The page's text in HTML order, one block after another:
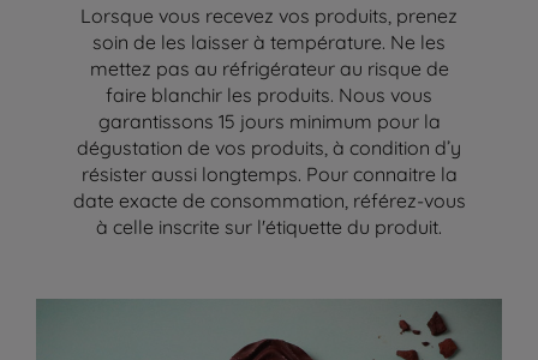
Lorsque vous recevez vos produits, prenez
soin de les laisser à température. Ne les
mettez pas au réfrigérateur au risque de
faire blanchir les produits. Nous vous
garantissons 15 jours minimum pour la
dégustation de vos produits, à condition d’y
résister aussi longtemps. Pour connaitre la
date exacte de consommation, référez-vous
à celle inscrite sur l'étiquette du produit.